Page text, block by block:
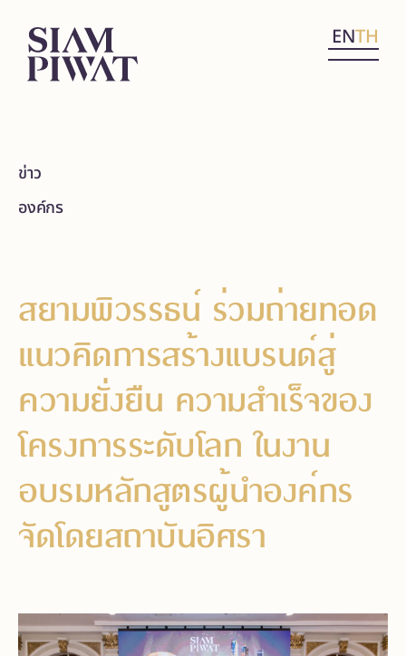
ENTH
ข่าว
องค์กร
สยามพิวรรธน์ ร่วมถ่ายทอด
แนวคิดการสร้างแบรนด์สู่
ความยั่งยืน ความสำเร็จของ
โครงการระดับโลก ในงาน
อบรมหลักสูตรผู้นำองค์กร
จัดโดยสถาบันอิศรา